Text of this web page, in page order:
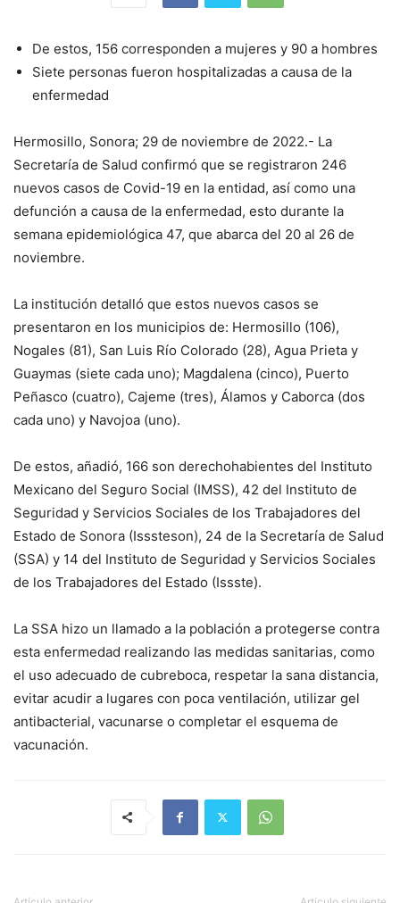
De estos, 156 corresponden a mujeres y 90 a hombres
Siete personas fueron hospitalizadas a causa de la
enfermedad
Hermosillo, Sonora; 29 de noviembre de 2022.- La
Secretaría de Salud confirmó que se registraron 246
nuevos casos de Covid-19 en la entidad, así como una
defunción a causa de la enfermedad, esto durante la
semana epidemiológica 47, que abarca del 20 al 26 de
noviembre.
La institución detalló que estos nuevos casos se
presentaron en los municipios de: Hermosillo (106),
Nogales (81), San Luis Río Colorado (28), Agua Prieta y
Guaymas (siete cada uno); Magdalena (cinco), Puerto
Peñasco (cuatro), Cajeme (tres), Álamos y Caborca (dos
cada uno) y Navojoa (uno).
De estos, añadió, 166 son derechohabientes del Instituto
Mexicano del Seguro Social (IMSS), 42 del Instituto de
Seguridad y Servicios Sociales de los Trabajadores del
Estado de Sonora (Isssteson), 24 de la Secretaría de Salud
(SSA) y 14 del Instituto de Seguridad y Servicios Sociales
de los Trabajadores del Estado (Issste).
La SSA hizo un llamado a la población a protegerse contra
esta enfermedad realizando las medidas sanitarias, como
el uso adecuado de cubreboca, respetar la sana distancia,
evitar acudir a lugares con poca ventilación, utilizar gel
antibacterial, vacunarse o completar el esquema de
vacunación.